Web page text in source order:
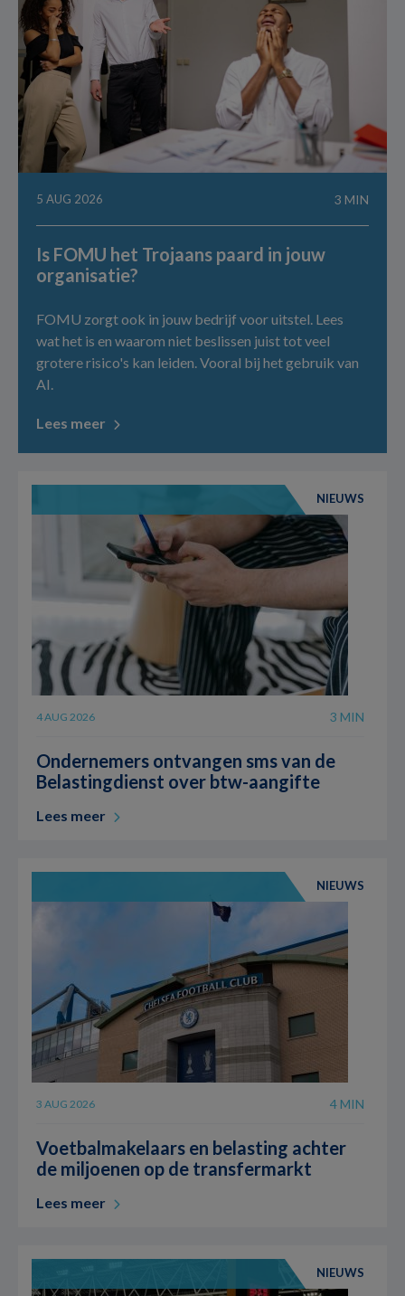
5 AUG 2026 3 MIN
Is FOMU het Trojaans paard in jouw
organisatie?
FOMU zorgt ook in jouw bedrijf voor uitstel. Lees
wat het is en waarom niet beslissen juist tot veel
grotere risico's kan leiden. Vooral bij het gebruik van
AI.
Lees meer
NIEUWS
4 AUG 2026 3 MIN
Ondernemers ontvangen sms van de
Belastingdienst over btw-aangifte
Lees meer
NIEUWS
3 AUG 2026 4 MIN
Voetbalmakelaars en belasting achter
de miljoenen op de transfermarkt
Lees meer
NIEUWS